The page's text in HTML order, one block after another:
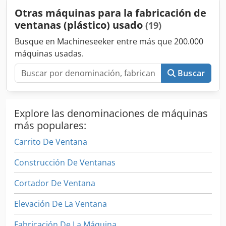
de usar Dcsdpfxsrblalj Ad Nek • Fácil calibración
Otras máquinas para la fabricación de
ventanas (plástico) usado (19)
Busque en Machineseeker entre más que 200.000
máquinas usadas.
Buscar
Explore las denominaciones de máquinas
más populares:
Carrito De Ventana
Construcción De Ventanas
Cortador De Ventana
Elevación De La Ventana